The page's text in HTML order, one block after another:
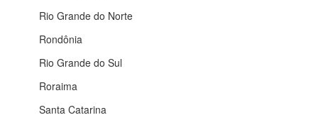
Rio Grande do Norte
Rondônia
Rio Grande do Sul
Roraima
Santa Catarina